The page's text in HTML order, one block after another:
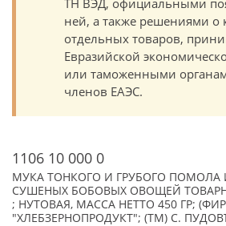
ТН ВЭД, официальными
ней, а также решениями о
отдельных товаров,
Евразийской
или таможенными
членов ЕАЭС.
1106 10 000 0
МУКА ТОНКОГО И ГРУБОГО
СУШЕНЫХ БОБОВЫХ ОВОЩЕЙ
; НУТОВАЯ, МАССА НЕТТО 450 ГР;
"ХЛЕБЗЕРНОПРОДУКТ"; (TM) С.